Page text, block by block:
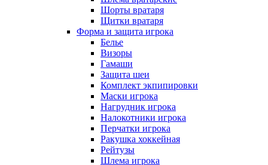
Шорты вратаря
Щитки вратаря
Форма и защита игрока
Белье
Визоры
Гамаши
Защита шеи
Комплект экпипировки
Маски игрока
Нагрудник игрока
Налокотники игрока
Перчатки игрока
Ракушка хоккейная
Рейтузы
Шлема игрока